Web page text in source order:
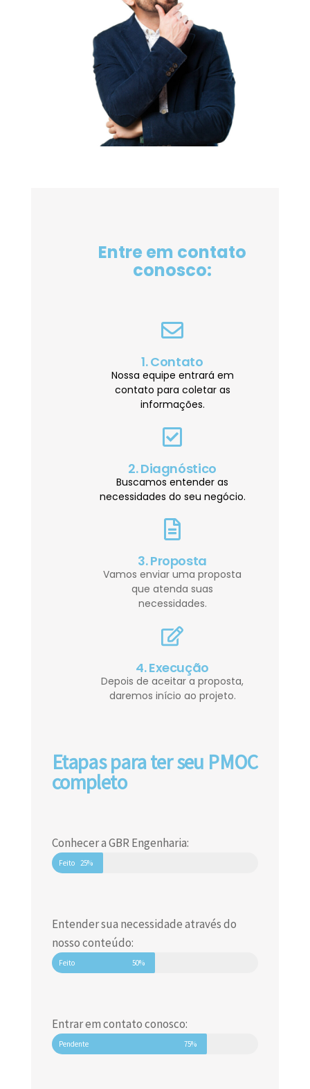
Entre em contato
conosco:
1. Contato
Nossa equipe entrará em
contato para coletar as
informações.
2. Diagnóstico
Buscamos entender as
necessidades do seu negócio.
3. Proposta
Vamos enviar uma proposta
que atenda suas
necessidades.
4. Execução
Depois de aceitar a proposta,
daremos início ao projeto.
Etapas para ter seu PMOC
completo
Conhecer a GBR Engenharia:
Feito 25%
Entender sua necessidade através do
nosso conteúdo:
Feito 50%
Entrar em contato conosco:
Pendente 75%